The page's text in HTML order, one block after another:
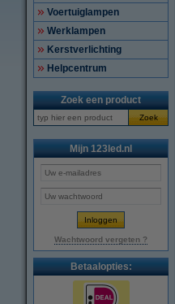
Voertuiglampen
Werklampen
Kerstverlichting
Helpcentrum
Zoek een product
Zoek
Mijn 123led.nl
Wachtwoord vergeten ?
Betaalopties: